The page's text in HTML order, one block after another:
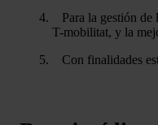
Para la gestión de
T-mobilitat, y la
Con finalidades